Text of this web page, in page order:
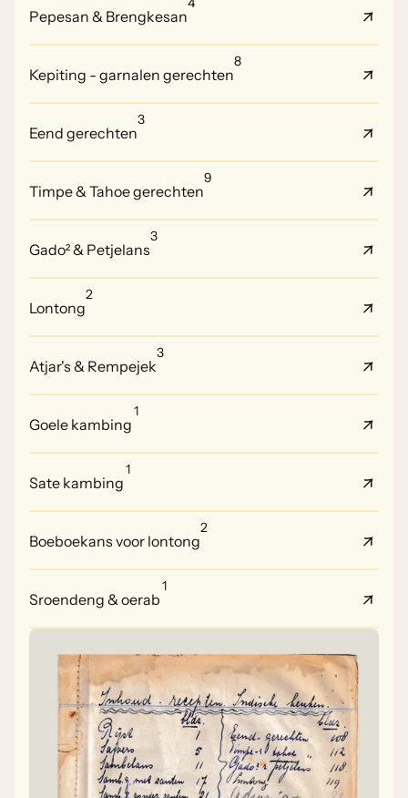
Pepesan & Brengkesan
Kepiting - garnalen gerechten
8
Eend gerechten
3
Timpe & Tahoe gerechten
9
Gado² & Petjelans
3
Lontong
2
Atjar's & Rempejek
3
Goele kambing
1
Sate kambing
1
Boeboekans voor lontong
2
Sroendeng & oerab
1